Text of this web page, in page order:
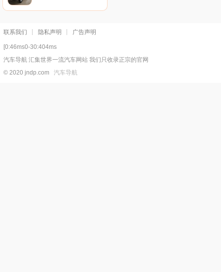
联系我们 隐私声明 广告声明
[0:46ms0-30:404ms
汽车导航 汇集世界一流汽车网站 我们只收录正宗的官网
© 2020 jndp.com 汽车导航